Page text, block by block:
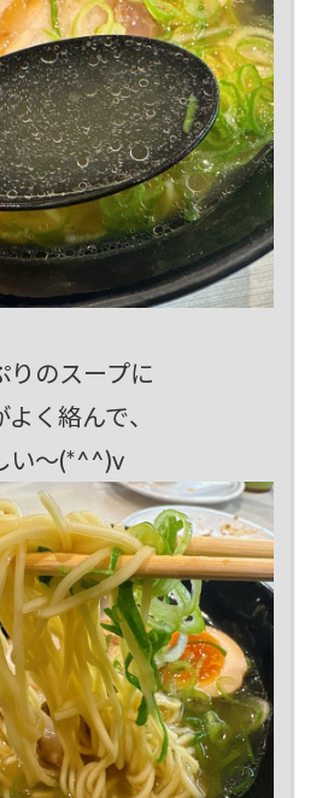
りのスープに
く絡んで、
い～(*^^)v